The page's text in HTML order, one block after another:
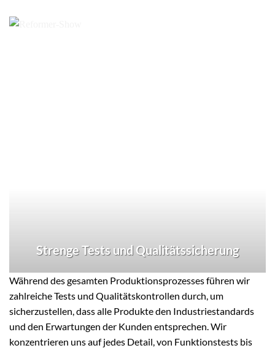
Strenge Tests und Qualitätssicherung
Während des gesamten Produktionsprozesses führen wir
zahlreiche Tests und Qualitätskontrollen durch, um
sicherzustellen, dass alle Produkte den Industriestandards
und den Erwartungen der Kunden entsprechen. Wir
konzentrieren uns auf jedes Detail, von Funktionstests bis